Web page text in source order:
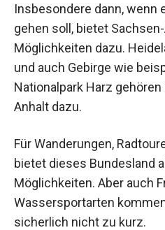
Insbesondere dann, wenn
gehen soll, bietet
Möglichkeiten dazu.
und auch Gebirge wie
Nationalpark Harz
Anhalt dazu.
Für Wanderungen,
bietet dieses Bundesland
Möglichkeiten. Aber auch
Wassersportarten
sicherlich nicht zu kurz.